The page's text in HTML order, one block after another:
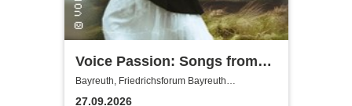
Voice Passion: Songs from
Outlander, Vikings & The Last
Kingdom
Bayreuth, Friedrichsforum Bayreuth
(Balkonsaal)
27.09.2026